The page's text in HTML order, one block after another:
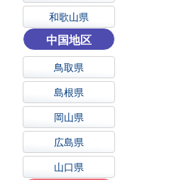
和歌山県
中国地区
鳥取県
島根県
岡山県
広島県
山口県